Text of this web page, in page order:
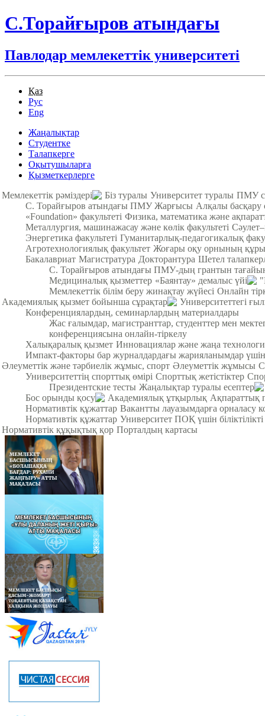
С.Торайғыров атындағы
Павлодар мемлекеттік университеті
Қаз
Рус
Eng
Жаңалықтар
Студентке
Талапкерге
Оқытушыларға
Қызметкерлерге
Мемлекеттік рәміздері
Біз туралы Университет туралы ПМУ
С. Торайғыров атындағы ПМУ Жарғысы Алқалы басқару
«Foundation» факультеті Физика, математика және
Металлургия, машинажасау және көлік факультеті
Энергетика факультеті Гуманитарлық-педагогикалық
Агротехнологиялық факультет Жоғары оқу орнының
Бакалавриат Магистратура Докторантура Шетел
С. Торайғыров атындағы ПМУ-дың грантын
Медициналық қызметтер «Баянтау» демалыс үйі
Мемлекеттік білім беру жинақтау жүйесі Онлайн
Академиялық қызмет бойынша сұрақтар
Университеттегі
Конференциялардың, семинарлардың материалдары
Жас ғалымдар, магистранттар, студенттер мен
конференциясына онлайн-тіркелу
Халықаралық қызмет Инновациялар және жаңа
Импакт-факторы бар журналдардағы жарияланымдар үшін
Әлеуметтік және тәрбиелік жұмыс, спорт Әлеуметтік жұмысы
Университеттің спорттық өмірі Спорттық жетістіктер
Президентские тесты Жаңалықтар туралы есептер
Бос орынды қосу
Академиялық ұтқырлық Ақпараттық
Нормативтік құжаттар Вакантты лауазымдарға орналасу
Нормативтік құжаттар Университет ПОҚ үшін
Нормативтік құқықтық қор Порталдың картасы